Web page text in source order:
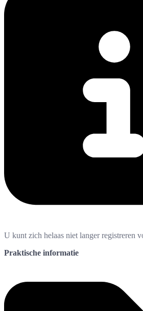
U kunt zich helaas niet langer registreren
Praktische informatie